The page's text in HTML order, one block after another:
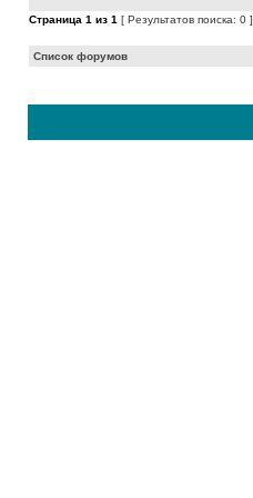
Страница 1 из 1 [ Результатов поиска: 0 ]
Список форумов